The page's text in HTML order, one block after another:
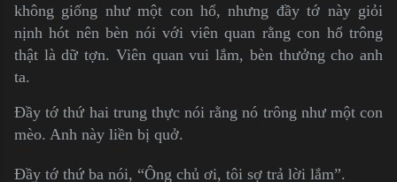
không giống như một con hổ, nhưng đầy tớ này giỏi
nịnh hót nên bèn nói với viên quan rằng con hổ trông
thật là dữ tợn. Viên quan vui lắm, bèn thưởng cho anh
ta.
Đầy tớ thứ hai trung thực nói rằng nó trông như một con
mèo. Anh này liền bị quở.
Đầy tớ thứ ba nói, “Ông chủ ơi, tôi sợ trả lời lắm”.